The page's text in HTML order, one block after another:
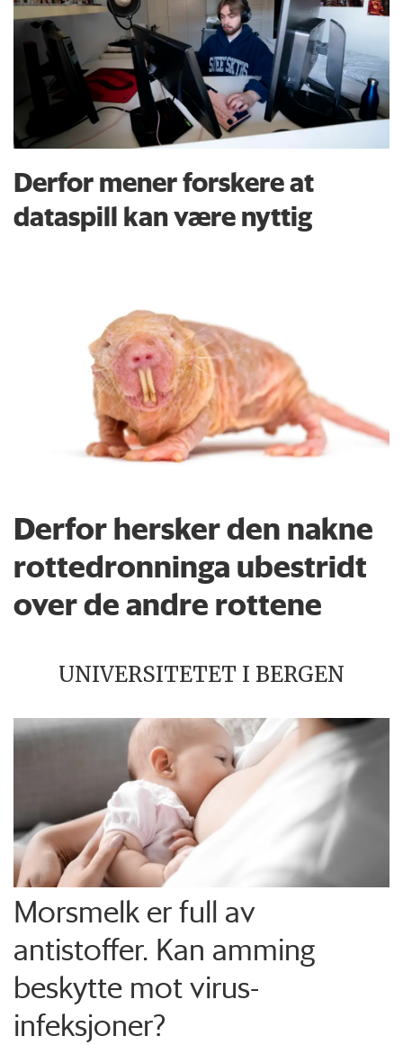
Derfor mener forskere at
dataspill kan være nyttig
Derfor hersker den nakne
rottedronninga ubestridt
over de andre rottene
UNIVERSITETET I BERGEN
Morsmelk er full av
antistoffer. Kan amming
beskytte mot virus-
infeksjoner?